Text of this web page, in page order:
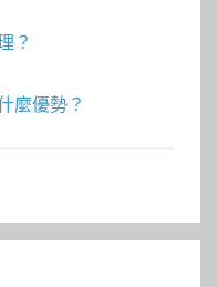
？
麼優勢？